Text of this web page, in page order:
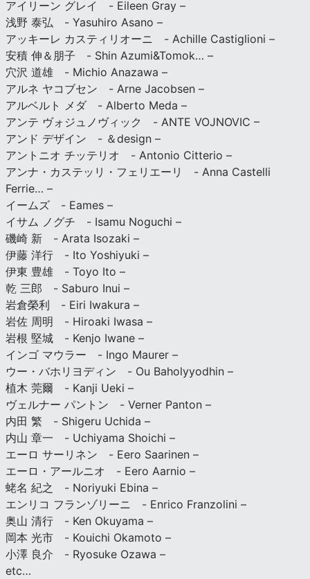
アイリーン グレイ - Eileen Gray –
浅野 泰弘 - Yasuhiro Asano –
アッキーレ カスティリオーニ - Achille Castiglioni –
安積 伸＆朋子 - Shin Azumi&Tomok… –
穴沢 道雄 - Michio Anazawa –
アルネ ヤコブセン - Arne Jacobsen –
アルベルト メダ - Alberto Meda –
アンテ ヴォジュノヴィック - ANTE VOJNOVIC –
アンド デザイン - ＆design –
アントニオ チッテリオ - Antonio Citterio –
アンナ・カステッリ・フェリエーリ - Anna Castelli
Ferrie… –
イームズ - Eames –
イサム ノグチ - Isamu Noguchi –
磯崎 新 - Arata Isozaki –
伊藤 洋行 - Ito Yoshiyuki –
伊東 豊雄 - Toyo Ito –
乾 三郎 - Saburo Inui –
岩倉榮利 - Eiri Iwakura –
岩佐 周明 - Hiroaki Iwasa –
岩根 堅城 - Kenjo Iwane –
インゴ マウラー - Ingo Maurer –
ウー・バホリヨディン - Ou Baholyyodhin –
植木 莞爾 - Kanji Ueki –
ヴェルナー パントン - Verner Panton –
内田 繁 - Shigeru Uchida –
内山 章一 - Uchiyama Shoichi –
エーロ サーリネン - Eero Saarinen –
エーロ・アールニオ - Eero Aarnio –
蛯名 紀之 - Noriyuki Ebina –
エンリコ フランゾリーニ - Enrico Franzolini –
奥山 清行 - Ken Okuyama –
岡本 光市 - Kouichi Okamoto –
小澤 良介 - Ryosuke Ozawa –
etc…